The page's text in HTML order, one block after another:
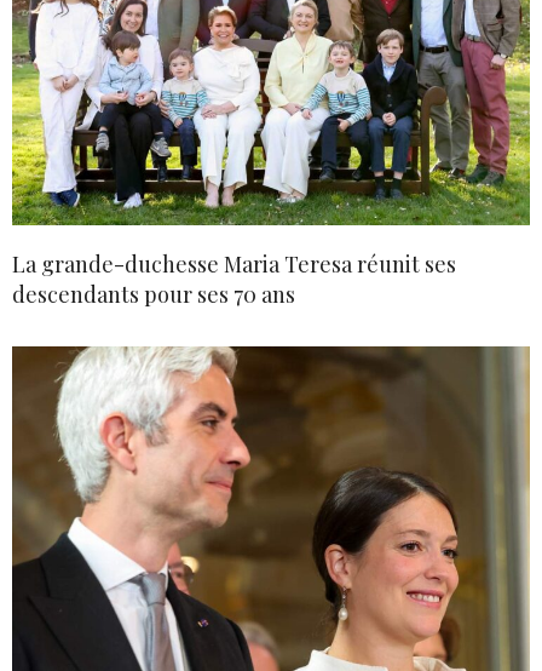
La grande-duchesse Maria Teresa réunit ses
descendants pour ses 70 ans